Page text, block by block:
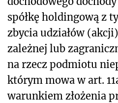
spółkę holdingową z
zbycia udziałów
zależnej lub
na rzecz podmiotu
którym mowa w art.
warunkiem złożenia